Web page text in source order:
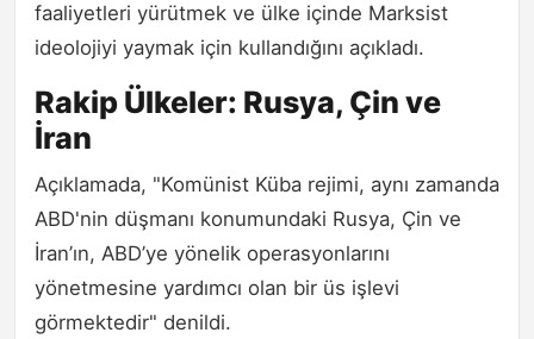
faaliyetleri yürütmek ve ülke içinde Marksist
ideolojiyi yaymak için kullandığını açıkladı.
Rakip Ülkeler: Rusya, Çin ve
İran
Açıklamada, "Komünist Küba rejimi, aynı zamanda
ABD'nin düşmanı konumundaki Rusya, Çin ve
İran’ın, ABD’ye yönelik operasyonlarını
yönetmesine yardımcı olan bir üs işlevi
görmektedir" denildi.